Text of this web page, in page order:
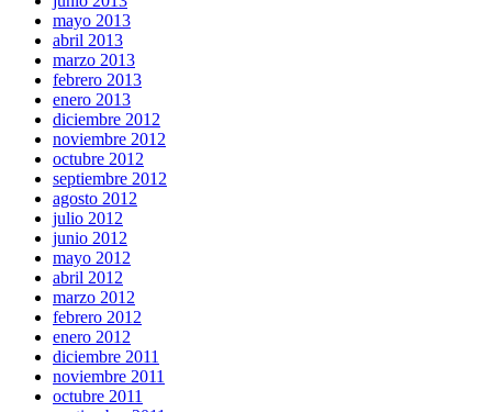
mayo 2013
abril 2013
marzo 2013
febrero 2013
enero 2013
diciembre 2012
noviembre 2012
octubre 2012
septiembre 2012
agosto 2012
julio 2012
junio 2012
mayo 2012
abril 2012
marzo 2012
febrero 2012
enero 2012
diciembre 2011
noviembre 2011
octubre 2011